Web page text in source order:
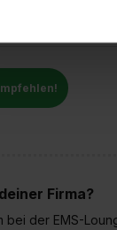
zur
zeigen“. Weitere
Firma?
bei der EMS-